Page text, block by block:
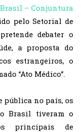
– Conjuntura
pelo Setorial de
debater o
a proposta do
estrangeiros, o
“Ato Médico”.
pública no país, os
Brasil tiveram o
principais de